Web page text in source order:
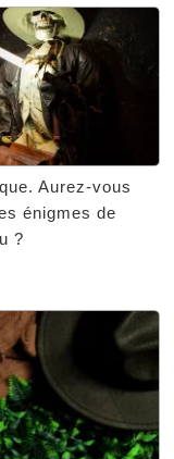
Aurez-vous
énigmes de
?